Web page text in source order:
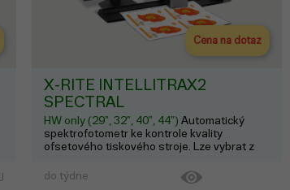
Cena na dotaz
X-RITE INTELLITRAX2
SPECTRAL
HW only (29", 32", 40", 44") Automatický
spektrofotometr ke kontrole kvality
ofsetového tiskového stroje. Lze vybrat z
do týdne